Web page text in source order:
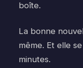
boîte.
La bonne
même. Et elle
minutes.